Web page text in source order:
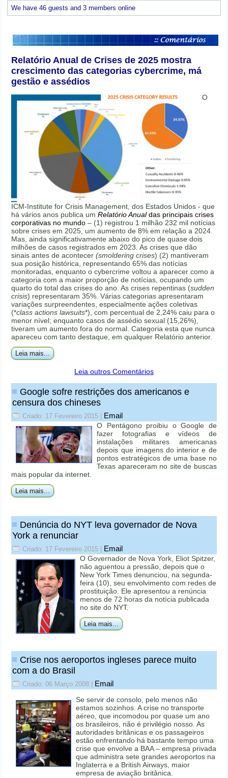
We have 46 guests and 3 members online
Relatório Anual de Crises de 2025 mostra
crescimento das categorias cybercrime, má
gestão e assédios
O
ICM-Institute for Crisis Management, dos Estados Unidos - que
há vários anos publica umRelatório Anualdas principais crises
corporativas no mundo – (1) registrou 1 milhão 232 mil notícias
sobre crises em 2025, um aumento de 8% em relação a 2024.
Mas, ainda significativamente abaixo do pico de quase dois
milhões de casos registrados em 2023. As crises que dão
sinais antes de acontecer(smoldering crises) (2) mantiveram
sua posição histórica, representando 65% das notícias
monitoradas, enquanto o cybercrime voltou a aparecer como a
categoria com a maior proporção de notícias, ocupando um
quarto do total das crises do ano. As crises repentinas (sudden
crisis) representaram 35%. Várias categorias apresentaram
variações surpreendentes, especialmente ações coletivas
(*class actions lawsuits*), com percentual de 2,24% caiu para o
menor nível; enquanto casos de assédio sexual (15,26%),
tiveram um aumento fora do normal. Categoria esta que nunca
apareceu com tanto destaque, em qualquer Relatório anterior.
Leia mais...
Leia outros Comentários
Google sofre restrições dos americanos e
censura dos chineses
Criado: 17 Fevereiro 2015 Email
O Pentágono proibiu o Google de
fazer fotografias e vídeos de
instalações militares americanas
depois que imagens do interior e de
pontos estratégicos de uma base no
Texas apareceram no site de buscas
mais popular da internet.
Leia mais...
Denúncia do NYT leva governador de Nova
York a renunciar
Criado: 17 Fevereiro 2015 Email
O Governador de Nova York, Eliot Spitzer,
não aguentou a pressão, depois que o
New York Times denunciou, na segunda-
feira (10), seu envolvimento com redes de
prostituição. Ele apresentou a renúncia
menos de 72 horas da notícia publicada
no site do NYT.
Leia mais...
Crise nos aeroportos ingleses parece muito
com a do Brasil
Criado: 06 Março 2008 Email
Se servir de consolo, pelo menos não
estamos sozinhos. A crise no transporte
aéreo, que incomodou por quase um ano
os brasileiros, não é privilégio nosso. As
autoridades britânicas e os passageiros
estão enfrentando há bastante tempo uma
crise que envolve a BAA – empresa privada
que administra sete grandes aeroportos na
Inglaterra e a British Airways, maior
empresa de aviação britânica.